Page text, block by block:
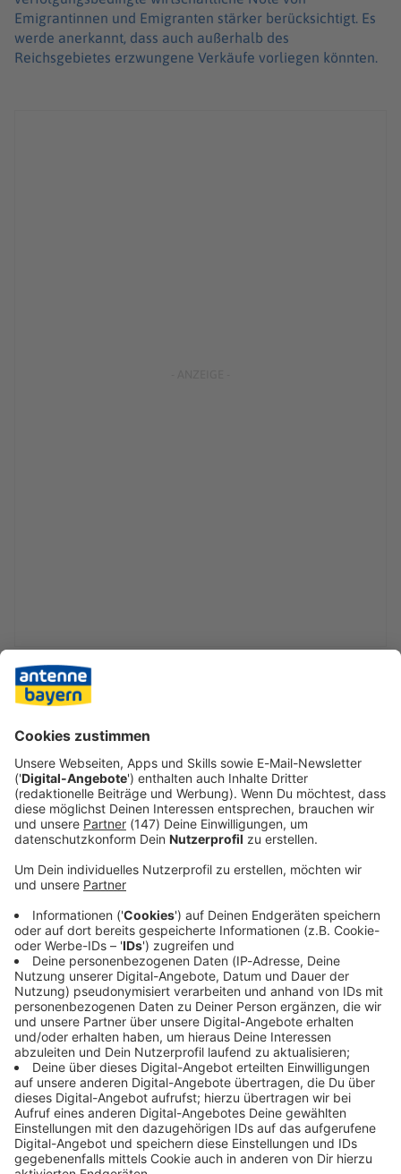
Emigrantinnen und Emigranten stärker berücksichtigt. Es
werde anerkannt, dass auch außerhalb des
Reichsgebietes erzwungene Verkäufe vorliegen könnten.
Sammlungsleiter Anton Biebl nannte die Entscheidung für
die Rückgabe des Werkes ein wichtiges Zeichen. «Wir sind
den Opfern des NS-Unrechts und ihren Nachfahren
verpflichtet, ihre Geschichten sichtbar zu machen und
Immer auf dem Laufenden
bleiben!